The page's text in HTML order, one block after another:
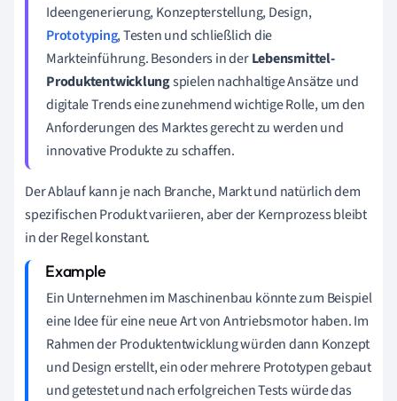
Ideengenerierung, Konzepterstellung, Design,
Prototyping, Testen und schließlich die
Markteinführung. Besonders in derLebensmittel-
Produktentwicklungspielen nachhaltige Ansätze und
digitale Trends eine zunehmend wichtige Rolle, um den
Anforderungen des Marktes gerecht zu werden und
innovative Produkte zu schaffen.
Der Ablauf kann je nach Branche, Markt und natürlich dem
spezifischen Produkt variieren, aber der Kernprozess bleibt
in der Regel konstant.
Ein Unternehmen im Maschinenbau könnte zum Beispiel
eine Idee für eine neue Art von Antriebsmotor haben. Im
Rahmen der Produktentwicklung würden dann Konzept
und Design erstellt, ein oder mehrere Prototypen gebaut
und getestet und nach erfolgreichen Tests würde das